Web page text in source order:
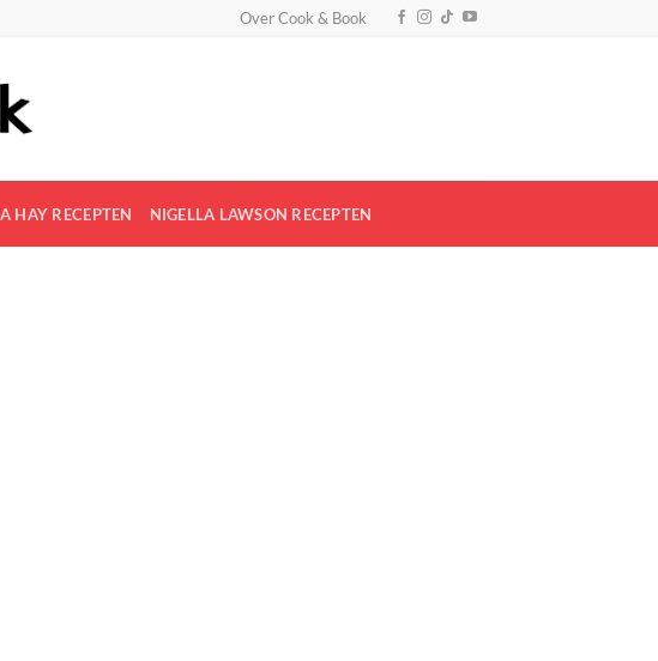
Over Cook & Book
HAY RECEPTEN NIGELLA LAWSON RECEPTEN